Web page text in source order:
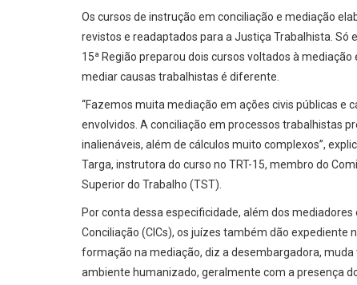
Os cursos de instrução em conciliação e mediação
revistos e readaptados para a Justiça Trabalhista. Só
15ª Região preparou dois cursos voltados à
mediar causas trabalhistas é diferente.
“Fazemos muita mediação em ações civis públicas
envolvidos. A conciliação em processos trabalhistas
inalienáveis, além de cálculos muito complexos”,
Targa, instrutora do curso no TRT-15, membro do
Superior do Trabalho (TST).
Por conta dessa especificidade, além dos
Conciliação (CICs), os juízes também dão expediente
formação na mediação, diz a desembargadora,
ambiente humanizado, geralmente com a presença